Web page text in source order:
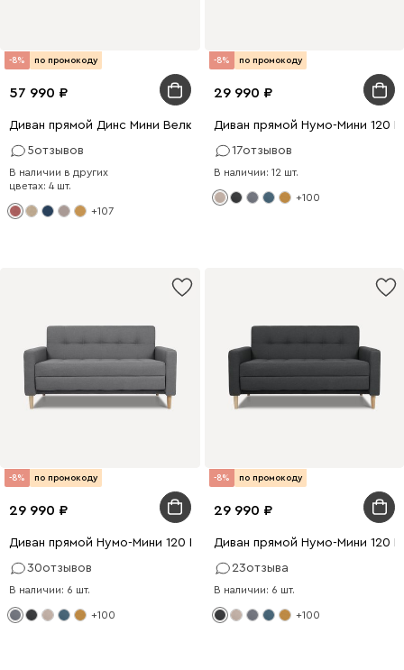
-8% по промокоду
57 990
Диван прямой Динс Мини Велюр Розовый
5отзывов
В наличии в других
цветах: 4 шт.
+107
-8% по промокоду
29 990
Диван прямой Нумо-Мини 120
17отзывов
В наличии: 12 шт.
+100
-8% по промокоду
29 990
Диван прямой Нумо-Мини 120 Рогожка Серый
30отзывов
В наличии: 6 шт.
+100
-8% по промокоду
29 990
Диван прямой Нумо-Мини 120
23отзыва
В наличии: 6 шт.
+100